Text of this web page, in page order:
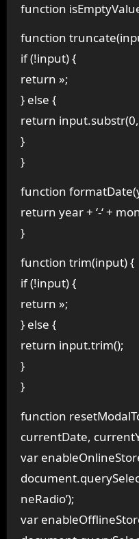
function
function
if (!input) {
return »;
} else {
return
}
}
function
return year + ‘-‘ +
}
function trim(input) {
if (!input) {
return »;
} else {
return input.trim();
}
}
function
currentDate,
var
neRadio’);
var